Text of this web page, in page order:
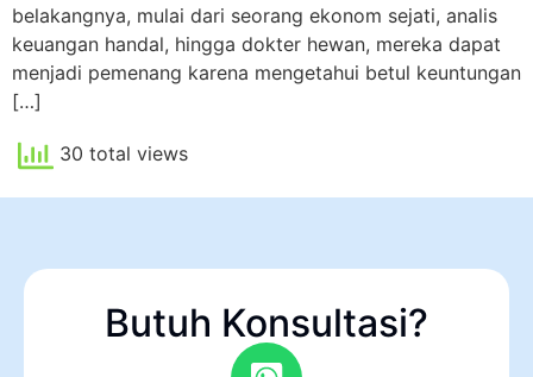
belakangnya, mulai dari seorang ekonom sejati, analis
keuangan handal, hingga dokter hewan, mereka dapat
menjadi pemenang karena mengetahui betul keuntungan
[…]
30 total views
Butuh Konsultasi?